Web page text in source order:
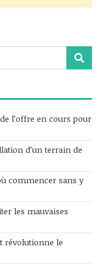
l’offre en cours pour
d’un terrain de
commencer sans y
les mauvaises
révolutionne le